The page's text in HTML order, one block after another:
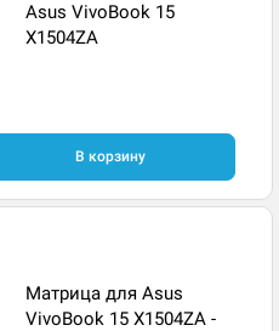
Asus VivoBook 15
X1504ZA
В корзину
Матрица для Asus
VivoBook 15 X1504ZA -